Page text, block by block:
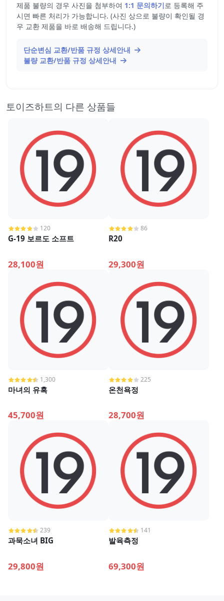
제품 불량의 경우 사진을 첨부하여 1:1 문의하기로 등록해 주
시면 빠른 처리가 가능합니다. (사진 상으로 불량이 확인될 경
우 교환 제품을 바로 배송해 드립니다.)
단순변심 교환/반품 규정 상세안내
불량 교환/반품 규정 상세안내
토이즈하트의 다른 상품들
120
G-19 보르도 소프트
28,100원
86
R20
29,300원
1,300
마녀의 유혹
45,700원
225
온천욕정
28,700원
239
과묵소녀 BIG
29,800원
141
발육측정
69,300원